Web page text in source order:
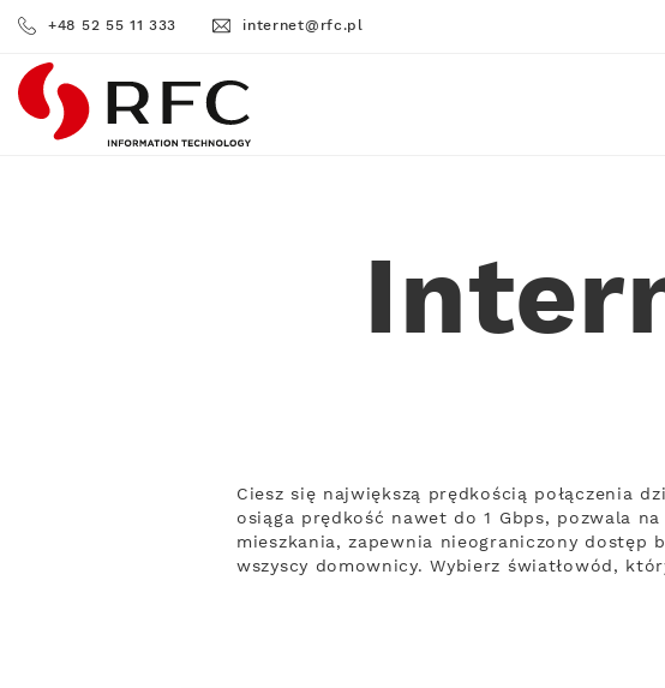
+48 52 55 11 333 internet@rfc.pl
RFC
Ciesz się największą prędkością połączenia
osiąga prędkość nawet do 1 Gbps, pozwala
mieszkania, zapewnia nieograniczony
wszyscy domownicy. Wybierz światłowód,